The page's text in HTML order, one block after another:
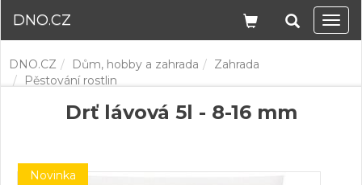
DNO.CZ
DNO.CZ Dům, hobby a zahrada
Zahrada
Pěstování rostlin
Drť lávová 5l - 8-16 mm
Novinka